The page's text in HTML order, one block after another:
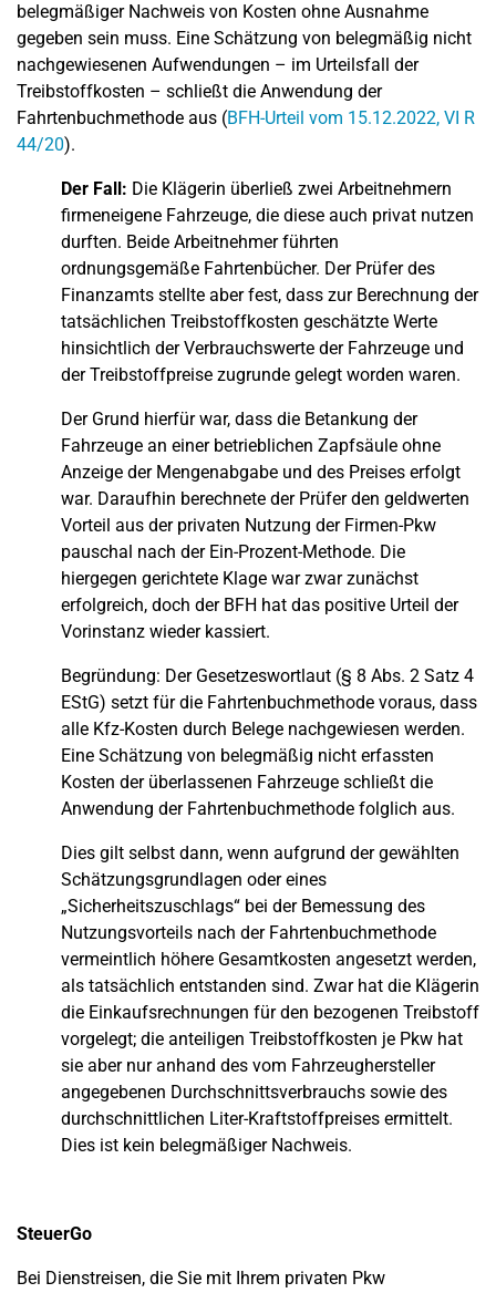
belegmäßiger Nachweis von Kosten ohne Ausnahme
gegeben sein muss. Eine Schätzung von belegmäßig nicht
nachgewiesenen Aufwendungen – im Urteilsfall der
Treibstoffkosten – schließt die Anwendung der
Fahrtenbuchmethode aus (BFH-Urteil vom 15.12.2022, VI R
44/20).
Der Fall: Die Klägerin überließ zwei Arbeitnehmern
firmeneigene Fahrzeuge, die diese auch privat nutzen
durften. Beide Arbeitnehmer führten
ordnungsgemäße Fahrtenbücher. Der Prüfer des
Finanzamts stellte aber fest, dass zur Berechnung der
tatsächlichen Treibstoffkosten geschätzte Werte
hinsichtlich der Verbrauchswerte der Fahrzeuge und
der Treibstoffpreise zugrunde gelegt worden waren.
Der Grund hierfür war, dass die Betankung der
Fahrzeuge an einer betrieblichen Zapfsäule ohne
Anzeige der Mengenabgabe und des Preises erfolgt
war. Daraufhin berechnete der Prüfer den geldwerten
Vorteil aus der privaten Nutzung der Firmen-Pkw
pauschal nach der Ein-Prozent-Methode. Die
hiergegen gerichtete Klage war zwar zunächst
erfolgreich, doch der BFH hat das positive Urteil der
Vorinstanz wieder kassiert.
Begründung: Der Gesetzeswortlaut (§ 8 Abs. 2 Satz 4
EStG) setzt für die Fahrtenbuchmethode voraus, dass
alle Kfz-Kosten durch Belege nachgewiesen werden.
Eine Schätzung von belegmäßig nicht erfassten
Kosten der überlassenen Fahrzeuge schließt die
Anwendung der Fahrtenbuchmethode folglich aus.
Dies gilt selbst dann, wenn aufgrund der gewählten
Schätzungsgrundlagen oder eines
„Sicherheitszuschlags“ bei der Bemessung des
Nutzungsvorteils nach der Fahrtenbuchmethode
vermeintlich höhere Gesamtkosten angesetzt werden,
als tatsächlich entstanden sind. Zwar hat die Klägerin
die Einkaufsrechnungen für den bezogenen Treibstoff
vorgelegt; die anteiligen Treibstoffkosten je Pkw hat
sie aber nur anhand des vom Fahrzeughersteller
angegebenen Durchschnittsverbrauchs sowie des
durchschnittlichen Liter-Kraftstoffpreises ermittelt.
Dies ist kein belegmäßiger Nachweis.
SteuerGo
Bei Dienstreisen, die Sie mit Ihrem privaten Pkw